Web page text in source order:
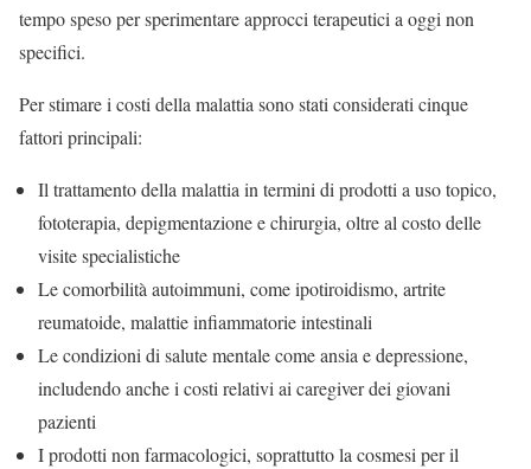
tempo speso per sperimentare approcci terapeutici a oggi non
specifici.
Per stimare i costi della malattia sono stati considerati cinque
fattori principali:
Il trattamento della malattia in termini di prodotti a uso topico,
fototerapia, depigmentazione e chirurgia, oltre al costo delle
visite specialistiche
Le comorbilità autoimmuni, come ipotiroidismo, artrite
reumatoide, malattie infiammatorie intestinali
Le condizioni di salute mentale come ansia e depressione,
includendo anche i costi relativi ai caregiver dei giovani
pazienti
I prodotti non farmacologici, soprattutto la cosmesi per il